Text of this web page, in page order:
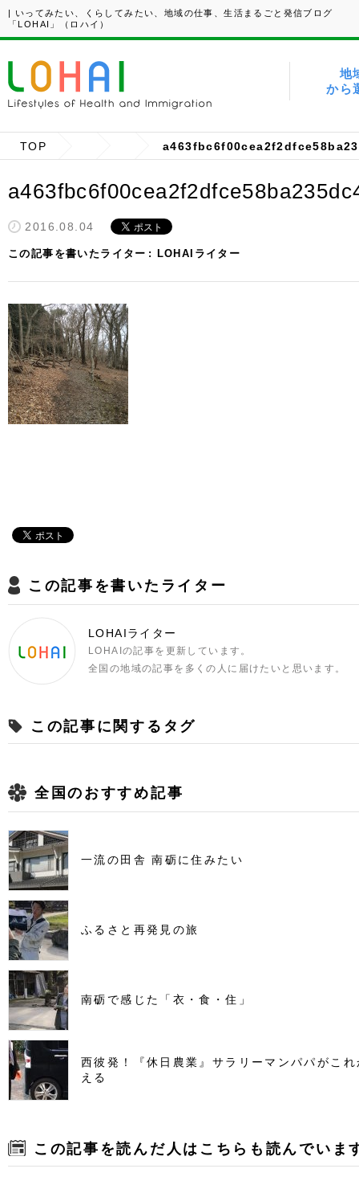
| いってみたい、くらしてみたい、地域の仕事、生活まるごと発信ブログ
「LOHAI」（ロハイ）
地
から
TOP
2016.08.04
この記事を書いたライター LOHAIライター
この記事を書いたライター
LOHAIライター
LOHAIの記事を更新しています。
全国の地域の記事を多くの人に届けたいと思います。
この記事に関するタグ
全国のおすすめ記事
一流の田舎 南砺に住みたい
ふるさと再発見の旅
南砺で感じた「衣・食・住」
西彼発！『休日農業』サラリーマンパパがこ
える
この記事を読んだ人はこちらも読んでいま